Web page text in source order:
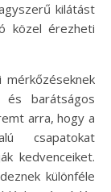
kilátást
közel érezheti
mérkőzéseknek
barátságos
arra, hogy a
csapatokat
kedvenceiket.
különféle